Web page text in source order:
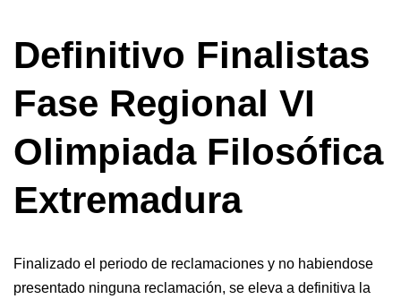
Definitivo Finalistas
Fase Regional VI
Olimpiada Filosófica
Extremadura
Finalizado el periodo de reclamaciones y no habiendose
presentado ninguna reclamación, se eleva a definitiva la